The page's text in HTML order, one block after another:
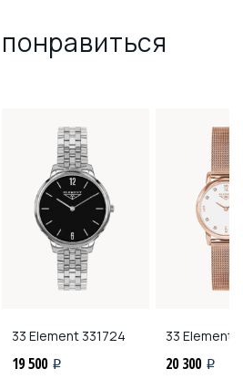
33 Element 331724
19 500 i
33 Element
20 300 i